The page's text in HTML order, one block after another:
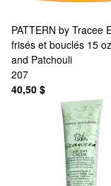
PATTERN by Tracee
frisés et bouclés 15
and Patchouli
207
40,50 $